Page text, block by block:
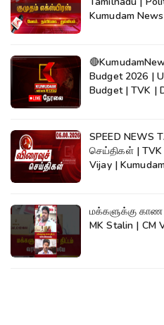
Kumudam News
Budget 2026 |
Budget | TVK |
SPEED NEWS
செய்திகள் | TVK
Vijay |
மக்களுக்கு காண
MK Stalin | CM